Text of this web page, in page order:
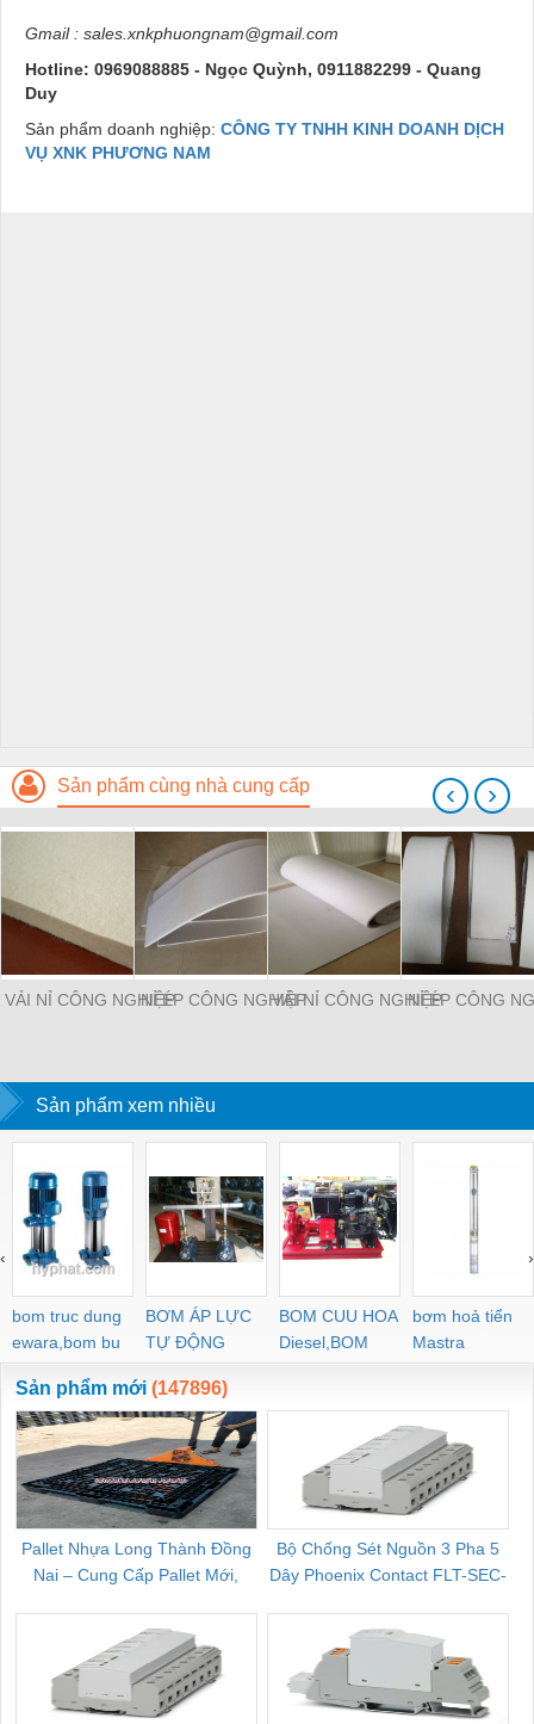
Gmail : sales.xnkphuongnam@gmail.com
Hotline: 0969088885 - Ngọc Quỳnh, 0911882299 - Quang
Duy
Sản phẩm doanh nghiệp: CÔNG TY TNHH KINH DOANH DỊCH
VỤ XNK PHƯƠNG NAM
Sản phẩm cùng nhà cung cấp
VẢI NỈ CÔNG NGHIỆPNỈ ÉP CÔNG NGHIỆPVẢI NỈ CÔNG NGHIỆPNỈ ÉP CÔNG
‹ ›
Sản phẩm xem nhiều
bom truc dung
ewara,bom bu
ewara
BƠM ÁP LỰC
TỰ ĐỘNG
BOM CUU HOA
Diesel,BOM
CHUA CHAY
bơm hoả tiển
Mastra
‹ ›
Sản phẩm mới (147896)
Pallet Nhựa Long Thành Đồng
Nai – Cung Cấp Pallet Mới,
Bộ Chống Sét Nguồn 3 Pha 5
Dây Phoenix Contact FLT-SEC-